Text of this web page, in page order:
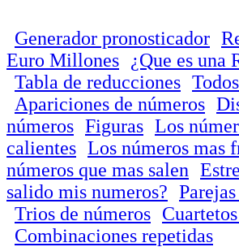
Generador pronosticador
Euro Millones
¿Que es una
Tabla de reducciones
Apariciones de números
números Figuras Los
calientes Los números mas
números que mas salen
salido mis numeros?
Trios de números
Combinaciones repetidas